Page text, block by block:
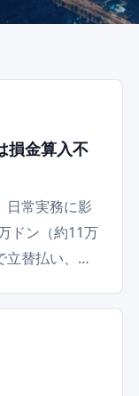
損金算入不
日常実務に影
ドン（約11万
立替払い、…